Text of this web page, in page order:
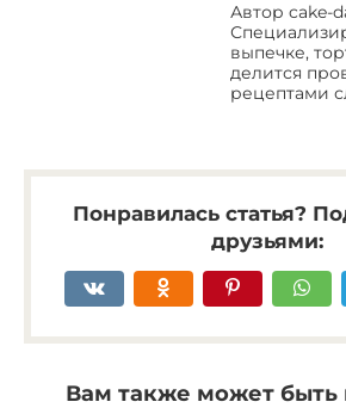
Автор cake-
выпечке,
делится
рецептами
Понравилась статья?
друзьями:
Вам также может быть